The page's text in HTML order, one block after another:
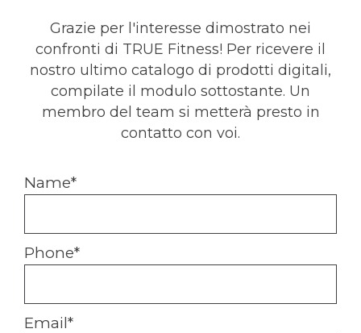
Grazie per l'interesse dimostrato nei
confronti di TRUE Fitness! Per ricevere il
nostro ultimo catalogo di prodotti digitali,
compilate il modulo sottostante. Un
membro del team si metterà presto in
contatto con voi.
Name*
Phone*
Email*